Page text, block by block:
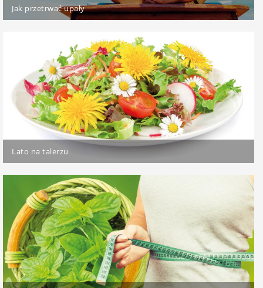
Jak przetrwać upały
Lato na talerzu